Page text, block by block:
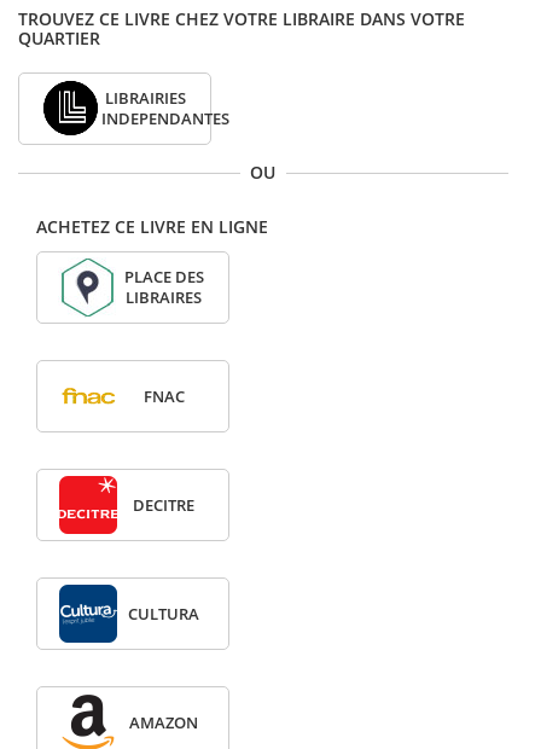
TROUVEZ CE LIVRE CHEZ VOTRE LIBRAIRE DANS VOTRE
QUARTIER
LIBRAIRIES
INDEPENDANTES
OU
ACHETEZ CE LIVRE EN LIGNE
PLACE DES
LIBRAIRES
FNAC
DECITRE
CULTURA
AMAZON